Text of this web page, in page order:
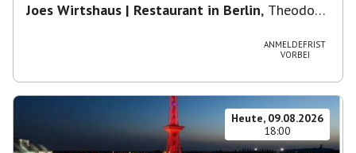
Joes Wirtshaus | Restaurant in Berlin, Theodor-
ANMELDEFRIST
VORBEI
Heute, 09.08.2026
18:00